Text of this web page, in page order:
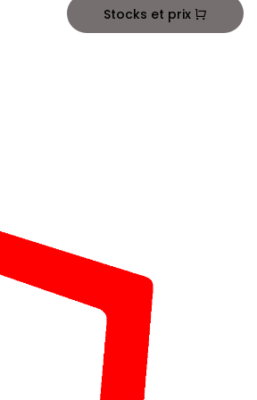
Stocks et prix